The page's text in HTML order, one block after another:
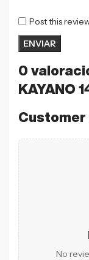
0
KAYANO
No
Post this